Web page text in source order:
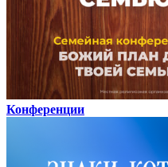
Конференции